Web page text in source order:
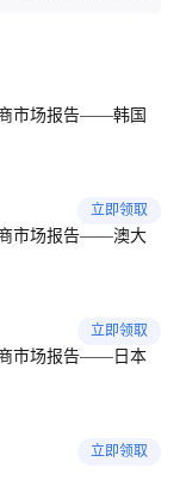
市场报告——韩国
立即领取
市场报告——澳大
立即领取
市场报告——日本
立即领取